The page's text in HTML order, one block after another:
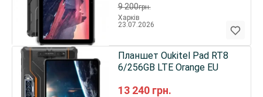
9 200грн.
Харків
23.07.2026
13 240 грн.
Планшет Oukitel Pad RT8
6/256GB LTE Orange EU